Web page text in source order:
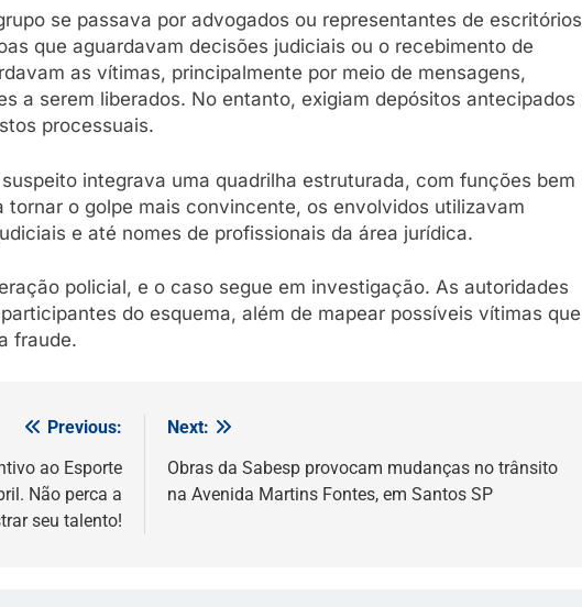
se passava por advogados ou representantes de escritórios
que aguardavam decisões judiciais ou o recebimento de
as vítimas, principalmente por meio de mensagens,
a serem liberados. No entanto, exigiam depósitos antecipados
processuais.
integrava uma quadrilha estruturada, com funções bem
tornar o golpe mais convincente, os envolvidos utilizavam
e até nomes de profissionais da área jurídica.
policial, e o caso segue em investigação. As autoridades
do esquema, além de mapear possíveis vítimas que
fraude.
Previous:
ao Esporte
Não perca a
seu talento!
Next:
Obras da Sabesp provocam mudanças no trânsito
na Avenida Martins Fontes, em Santos SP